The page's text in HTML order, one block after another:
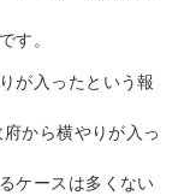
す。
が入ったという報
から横やりが入っ
ケースは多くない